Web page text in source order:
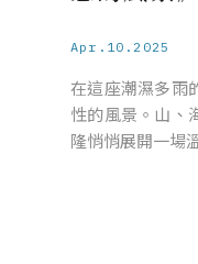
Apr.10.2025
在這座潮濕多雨
性的風景。山、
隆悄悄展開一場